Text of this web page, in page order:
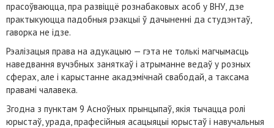
прасоўваюцца, пра развіццё рознабаковых асоб у ВНУ, дзе
практыкуюцца падобныя рэакцыі ў дачыненні да студэнтаў,
гаворка не ідзе.
Рэалізацыя права на адукацыю — гэта не толькі магчымасць
наведвання вучэбных заняткаў і атрыманне ведаў у розных
сферах, але і карыстанне акадэмічнай свабодай, а таксама
правамі чалавека.
Згодна з пунктам 9 Асноўных прынцыпаў, якія тычацца ролі
юрыстаў, урада, прафесійныя асацыяцыі юрыстаў і навучальныя